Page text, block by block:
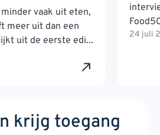
vaak uit eten,
meer uit dan een
uit de eerste edi...
24 juli
krijg toegang